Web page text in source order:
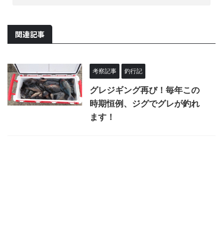
関連記事
考察記事 釣行記
グレジギング再び！毎年この
時期恒例、ジグでグレが釣れ
ます！